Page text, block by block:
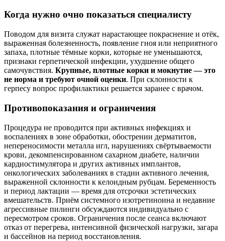
Когда нужно очно показаться специалисту
Поводом для визита служат нарастающее покраснение и отёк,
выраженная болезненность, появление гноя или неприятного
запаха, плотные тёмные корки, которые не уменьшаются,
признаки герпетической инфекции, ухудшение общего
самочувствия. Крупные, плотные корки и мокнутие — это
не норма и требуют очной оценки. При склонности к
герпесу вопрос профилактики решается заранее с врачом.
Противопоказания и ограничения
Процедура не проводится при активных инфекциях и
воспалениях в зоне обработки, обострении дерматитов,
непереносимости металла игл, нарушениях свёртываемости
крови, декомпенсированном сахарном диабете, наличии
кардиостимулятора и других активных имплантов,
онкологических заболеваниях в стадии активного лечения,
выраженной склонности к келоидным рубцам. Беременность
и период лактации — время для отсрочки эстетических
вмешательств. Приём системного изотретиноина и недавние
агрессивные пилинги обсуждаются индивидуально с
пересмотром сроков. Ограничения после сеанса включают
отказ от перегрева, интенсивной физической нагрузки, загара
и бассейнов на период восстановления.